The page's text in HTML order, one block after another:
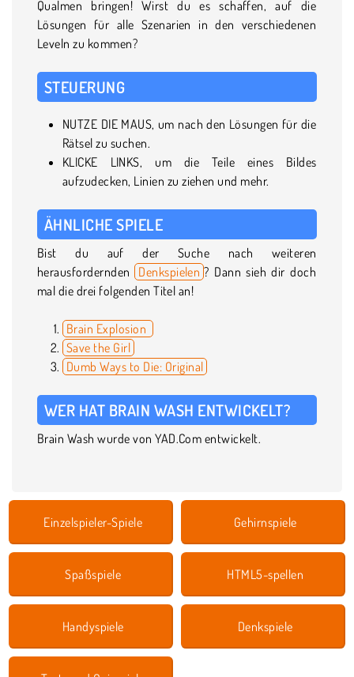
Qualmen bringen! Wirst du es schaffen, auf die
Lösungen für alle Szenarien in den verschiedenen
Leveln zu kommen?
STEUERUNG
NUTZE DIE MAUS, um nach den Lösungen für die
Rätsel zu suchen.
KLICKE LINKS, um die Teile eines Bildes
aufzudecken, Linien zu ziehen und mehr.
ÄHNLICHE SPIELE
Bist du auf der Suche nach weiteren
herausfordernden Denkspielen ? Dann sieh dir doch
mal die drei folgenden Titel an!
Brain Explosion
Save the Girl
Dumb Ways to Die: Original
WER HAT BRAIN WASH ENTWICKELT?
Brain Wash wurde von YAD.Com entwickelt.
Einzelspieler-Spiele Gehirnspiele
Spaßspiele HTML5-spellen
Handyspiele Denkspiele